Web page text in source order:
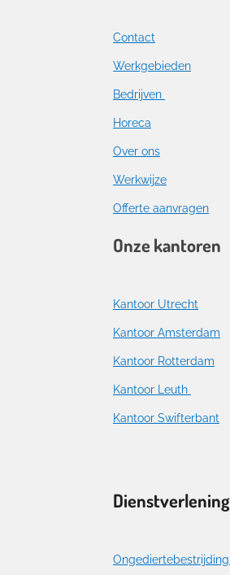
Contact
Werkgebieden
Bedrijven
Horeca
Over ons
Werkwijze
Offerte aanvragen
Onze kantoren
Kantoor Utrecht
Kantoor Amsterdam
Kantoor Rotterdam
Kantoor Leuth
Kantoor Swifterbant
Dienstverlening
Ongediertebestrijding